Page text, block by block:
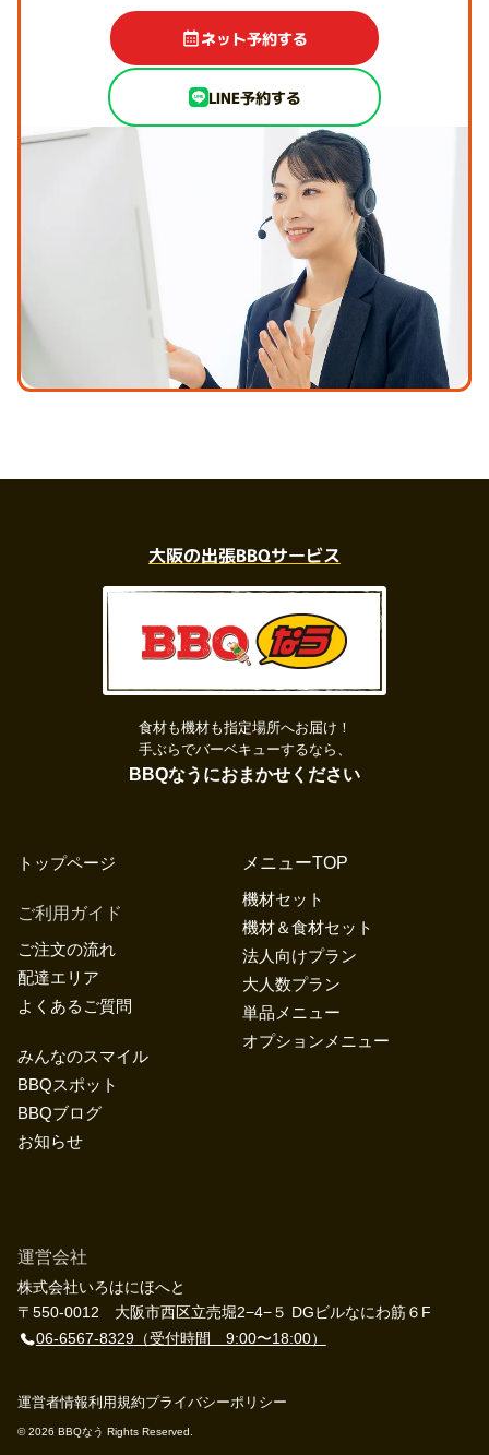
ネット予約する
LINE予約する
大阪の出張BBQサービス
食材も機材も指定場所へお届け！
手ぶらでバーベキューするなら、
BBQなうにおまかせください
運営会社
株式会社いろはにほへと
〒550-0012 大阪市西区立売堀2−4−５ DGビルなにわ筋６F
06-6567-8329（受付時間 9:00〜18:00）
トップページ
メニューTOP
機材セット
機材＆食材セット
法人向けプラン
大人数プラン
単品メニュー
オプションメニュー
ご利用ガイド
ご注文の流れ
配達エリア
よくあるご質問
みんなのスマイル
BBQスポット
BBQブログ
お知らせ
運営者情報利用規約プライバシーポリシー
©︎ 2026 BBQなう Rights Reserved.